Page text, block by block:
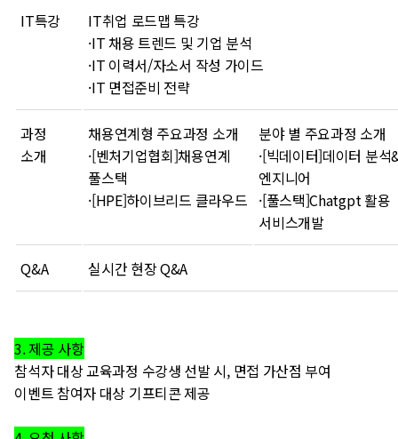
IT특강
IT취업 로드맵 특강
·IT 채용 트렌드 및 기업 분석
·IT 이력서/자소서 작성 가이드
·IT 면접준비 전략
과정
소개
채용연계형 주요과정 소개
·[벤처기업협회]채용연계
풀스택
·[HPE]하이브리드 클라우드
분야 별 주요과정 소개
·[빅데이터]데이터 분석
엔지니어
·[풀스택]Chatgpt 활용
서비스개발
Q&A 실시간 현장 Q&A
3. 제공 사항
참석자 대상 교육과정 수강생 선발 시, 면접 가산점 부여
이벤트 참여자 대상 기프티콘 제공